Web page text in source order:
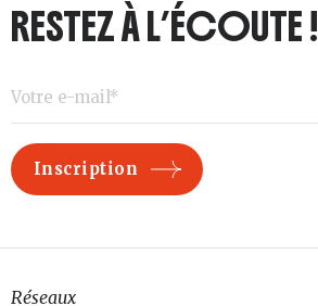
RESTEZ À L’ÉCOUTE !
Réseaux